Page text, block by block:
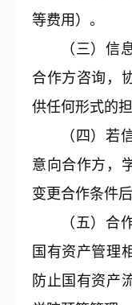
等费用）。
（三）信
合作方咨询，
供任何形式的
（四）若
意向合作方，
变更合作条件
（五）合
国有资产管理
防止国有资产